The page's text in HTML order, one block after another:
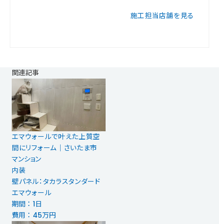
施工担当店舗を見る
関連記事
エマウォールで叶えた上質空
間にリフォーム｜さいたま市
マンション
内装
壁パネル：タカラスタンダード
エマウォール
期間 ： 1日
費用 ： 45万円